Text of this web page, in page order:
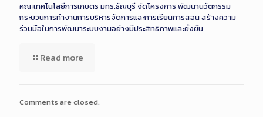
คณะเทคโนโลยีการเกษตร มทร.ธัญบุรี จัดโครงการ พัฒนานวัตกรรม
กระบวนการทำงานการบริหารจัดการและการเรียนการสอน สร้างความ
ร่วมมือในการพัฒนาระบบงานอย่างมีประสิทธิภาพและยั่งยืน
Read more
Comments are closed.